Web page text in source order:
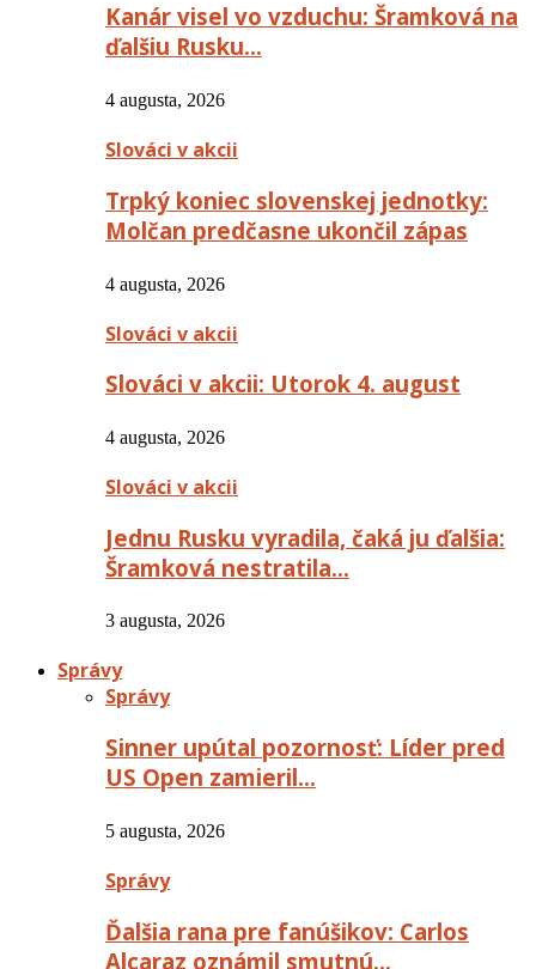
Kanár visel vo vzduchu: Šramková na
ďalšiu Rusku…
4 augusta, 2026
Slováci v akcii
Trpký koniec slovenskej jednotky:
Molčan predčasne ukončil zápas
4 augusta, 2026
Slováci v akcii
Slováci v akcii: Utorok 4. august
4 augusta, 2026
Slováci v akcii
Jednu Rusku vyradila, čaká ju ďalšia:
Šramková nestratila…
3 augusta, 2026
Správy
Správy
Sinner upútal pozornosť: Líder pred
US Open zamieril…
5 augusta, 2026
Správy
Ďalšia rana pre fanúšikov: Carlos
Alcaraz oznámil smutnú…